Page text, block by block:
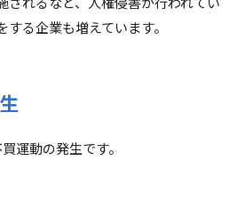
る企業も増えています。
運動の発生です。